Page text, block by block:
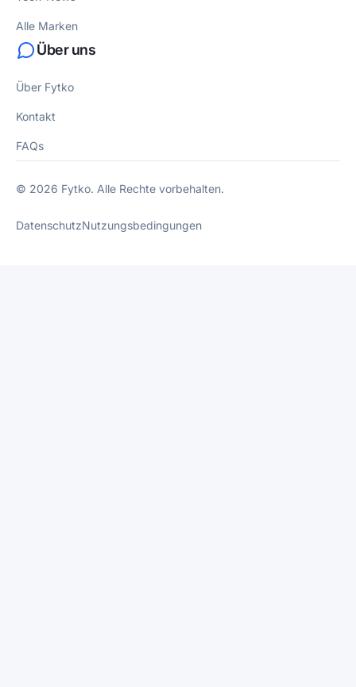
Alle Marken
Über uns
Über Fytko
Kontakt
FAQs
© 2026 Fytko. Alle Rechte vorbehalten.
DatenschutzNutzungsbedingungen